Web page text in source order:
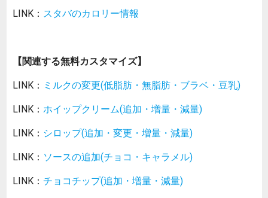
LINK： スタバのカロリー情報
【関連する無料カスタマイズ】
LINK： ミルクの変更(低脂肪・無脂肪・ブラベ・豆乳)
LINK： ホイップクリーム(追加・増量・減量)
LINK： シロップ(追加・変更・増量・減量)
LINK： ソースの追加(チョコ・キャラメル)
LINK： チョコチップ(追加・増量・減量)